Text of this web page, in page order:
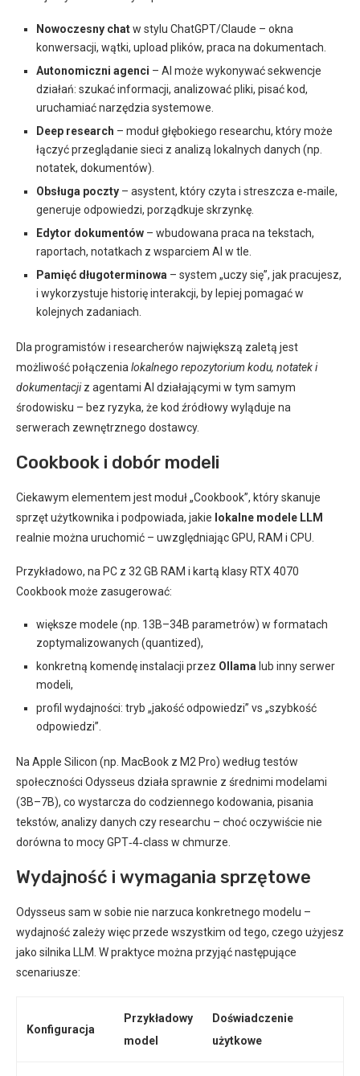
Nowoczesny chatw stylu ChatGPT/Claude – okna
konwersacji, wątki, upload plików, praca na dokumentach.
Autonomiczni agenci – AI może wykonywać sekwencje
działań: szukać informacji, analizować pliki, pisać kod,
uruchamiać narzędzia systemowe.
Deep research – moduł głębokiego researchu, który może
łączyć przeglądanie sieci z analizą lokalnych danych (np.
notatek, dokumentów).
Obsługa poczty – asystent, który czyta i streszcza e‑maile,
generuje odpowiedzi, porządkuje skrzynkę.
Edytor dokumentów – wbudowana praca na tekstach,
raportach, notatkach z wsparciem AI w tle.
Pamięć długoterminowa – system „uczy się”, jak pracujesz,
i wykorzystuje historię interakcji, by lepiej pomagać w
kolejnych zadaniach.
Dla programistów i researcherów największą zaletą jest
możliwość połączenia lokalnego repozytorium kodu, notatek i
dokumentacjiz agentami AI działającymi w tym samym
środowisku – bez ryzyka, że kod źródłowy wyląduje na
serwerach zewnętrznego dostawcy.
Cookbook i dobór modeli
Ciekawym elementem jest moduł „Cookbook”, który skanuje
sprzęt użytkownika i podpowiada, jakie lokalne modele LLM
realnie można uruchomić – uwzględniając GPU, RAM i CPU.
Przykładowo, na PC z 32 GB RAM i kartą klasy RTX 4070
Cookbook może zasugerować:
większe modele (np. 13B–34B parametrów) w formatach
zoptymalizowanych (quantized),
konkretną komendę instalacji przez Ollama lub inny serwer
modeli,
profil wydajności: tryb „jakość odpowiedzi” vs „szybkość
odpowiedzi”.
Na Apple Silicon (np. MacBook z M2 Pro) według testów
społeczności Odysseus działa sprawnie z średnimi modelami
(3B–7B), co wystarcza do codziennego kodowania, pisania
tekstów, analizy danych czy researchu – choć oczywiście nie
dorówna to mocy GPT‑4‑class w chmurze.
Wydajność i wymagania sprzętowe
Odysseus sam w sobie nie narzuca konkretnego modelu –
wydajność zależy więc przede wszystkim od tego, czego użyjesz
jako silnika LLM. W praktyce można przyjąć następujące
scenariusze:
Konfiguracja
Przykładowy
model
Doświadczenie
użytkowe